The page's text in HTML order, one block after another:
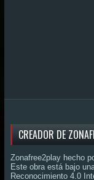
CREADOR DE
Zonafree2play hecho
Este obra está bajo
Reconocimiento 4.0